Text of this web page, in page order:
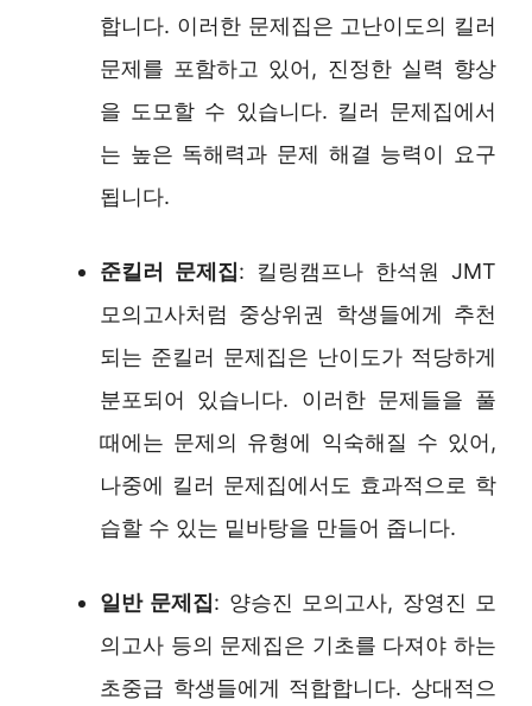
합니다. 이러한 문제집은 고난이도의 킬러
문제를 포함하고 있어, 진정한 실력 향상
을 도모할 수 있습니다. 킬러 문제집에서
는 높은 독해력과 문제 해결 능력이 요구
됩니다.
준킬러 문제집: 킬링캠프나 한석원 JMT
모의고사처럼 중상위권 학생들에게 추천
되는 준킬러 문제집은 난이도가 적당하게
분포되어 있습니다. 이러한 문제들을 풀
때에는 문제의 유형에 익숙해질 수 있어,
나중에 킬러 문제집에서도 효과적으로 학
습할 수 있는 밑바탕을 만들어 줍니다.
일반 문제집: 양승진 모의고사, 장영진 모
의고사 등의 문제집은 기초를 다져야 하는
초중급 학생들에게 적합합니다. 상대적으